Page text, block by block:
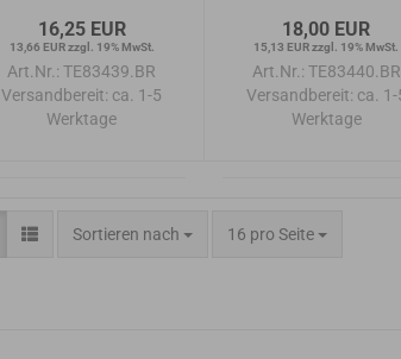
16,25 EUR
13,66 EUR zzgl. 19% MwSt.
Art.Nr.: TE83439.BR
Versandbereit: ca. 1-5
Werktage
18,00 EUR
15,13 EUR zzgl. 19% MwSt.
Art.Nr.: TE83440.BR
Versandbereit: ca. 1-
Werktage
Sortieren nach
Sortieren nach 16 pro Seite
pro Seite